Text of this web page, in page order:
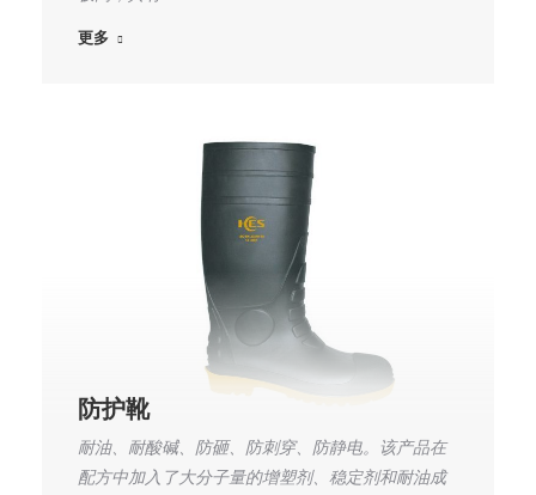
更多
防护靴
耐油、耐酸碱、防砸、防刺穿、防静电。该产品在
配方中加入了大分子量的增塑剂、稳定剂和耐油成